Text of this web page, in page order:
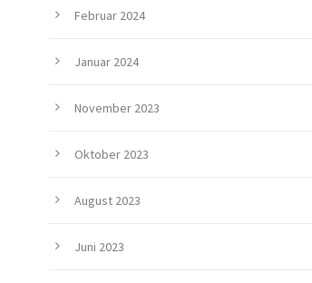
Februar 2024
Januar 2024
November 2023
Oktober 2023
August 2023
Juni 2023